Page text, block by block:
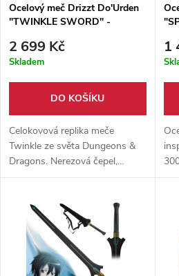
Ocelový meč Drizzt Do'Urden
"TWINKLE SWORD" -
2 699 Kč
Skladem
DO KOŠÍKU
Celokovová replika meče
Twinkle ze světa Dungeons &
Dragons. Nerezová čepel,
zdobená rukojeť a dřevěná
Ideální pro cosplay i výstavní
účely.
1